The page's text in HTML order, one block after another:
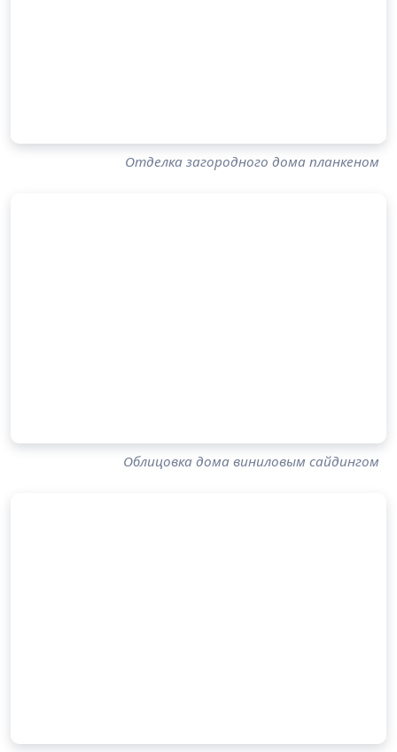
Отделка загородного дома планкеном
Облицовка дома виниловым сайдингом